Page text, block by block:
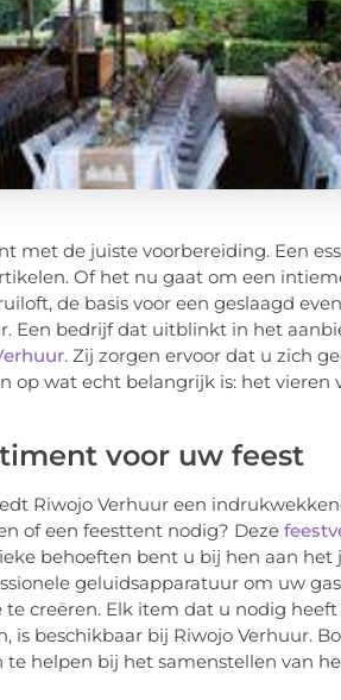
met de juiste voorbereiding. Een
Of het nu gaat om een
de basis voor een geslaagd
Een bedrijf dat uitblinkt in het
. Zij zorgen ervoor dat u zich
op wat echt belangrijk is: het vieren
voor uw feest
Riwojo Verhuur een
of een feesttent nodig? Deze
behoeften bent u bij hen aan het
geluidsapparatuur om uw
creëren. Elk item dat u nodig
beschikbaar bij Riwojo Verhuur.
helpen bij het samenstellen van